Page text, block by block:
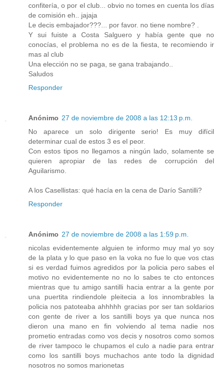
confitería, o por el club... obvio no tomes en cuenta los días
de comisión eh.. jajaja
Le decis embajador???... por favor. no tiene nombre? .
Y sui fuiste a Costa Salguero y había gente que no
conocías, el problema no es de la fiesta, te recomiendo ir
mas al club
Una elección no se paga, se gana trabajando..
Saludos
Responder
Anónimo 27 de noviembre de 2008 a las 12:13 p.m.
No aparece un solo dirigente serio! Es muy difícil
determinar cual de estos 3 es el peor.
Con estos tipos no llegamos a ningún lado, solamente se
quieren apropiar de las redes de corrupción del
Aguilarismo.
A los Casellistas: qué hacía en la cena de Darío Santilli?
Responder
Anónimo 27 de noviembre de 2008 a las 1:59 p.m.
nicolas evidentemente alguien te informo muy mal yo soy
de la plata y lo que paso en la voka no fue lo que vos ctas
si es verdad fuimos agredidos por la policia pero sabes el
motivo no evidentemente no no lo sabes te cto entonces
mientras que tu amigo santilli hacia entrar a la gente por
una puertita rindiendole pleitecia a los innombrables la
policia nos patoteaba ahhhhh gracias por ser tan soldarios
con gente de river a los santilli boys ya que nunca nos
dieron una mano en fin volviendo al tema nadie nos
prometio entradas como vos decis y nosotros como somos
de river tampoco le chupamos el culo a nadie para entrar
como los santilli boys muchachos ante todo la dignidad
nosotros no somos marionetas